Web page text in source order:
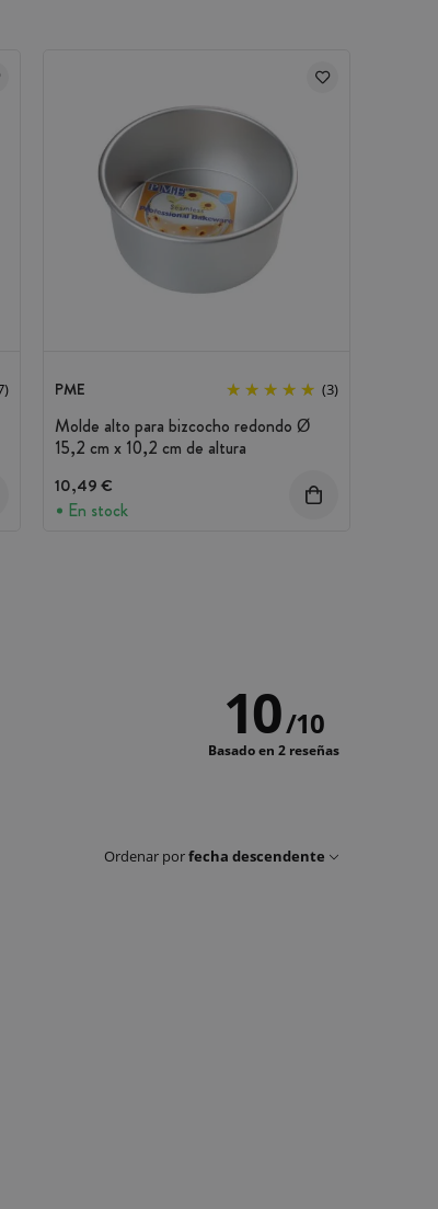
PME (3)
Molde alto para bizcocho redondo Ø
15,2 cm x 10,2 cm de altura
10,49 €
En stock
10/10
Basado en 2 reseñas
Ordenar porfecha descendente